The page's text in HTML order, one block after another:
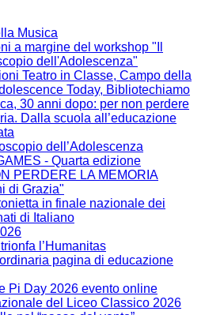
Musica
a margine del workshop "Il
dell'Adolescenza"
Teatro in Classe, Campo della
Today, Bibliotechiamo
30 anni dopo: per non perdere
Dalla scuola all’educazione
dell’Adolescenza
- Quarta edizione
PERDERE LA MEMORIA
di Grazia"
in finale nazionale dei
di Italiano
l’Humanitas
pagina di educazione
Pi Day 2026 evento online
del Liceo Classico 2026